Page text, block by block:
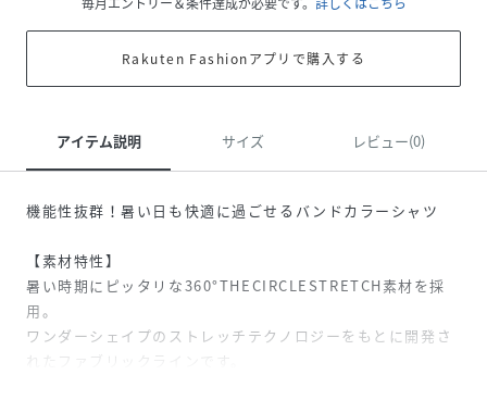
Rakuten Fashionアプリで購入する
アイテム説明 サイズ レビュー(0)
機能性抜群！暑い日も快適に過ごせるバンドカラーシャツ
【素材特性】
暑い時期にピッタリな360°THECIRCLESTRETCH素材を採
用。
ワンダーシェイプのストレッチテクノロジーをもとに開発さ
れたファブリックラインです。